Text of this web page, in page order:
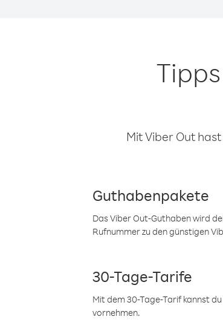
Mit Viber Out
Guthabenpakete
Das Viber Out-Guthaben wird
Rufnummer zu den günstigen
30-Tage-Tarife
Mit dem 30-Tage-Tarif kannst
vornehmen.